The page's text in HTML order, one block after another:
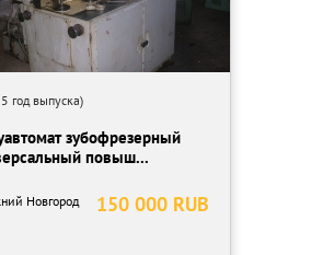
год выпуска)
зубофрезерный
повыш...
150 000 RUB
Новгород